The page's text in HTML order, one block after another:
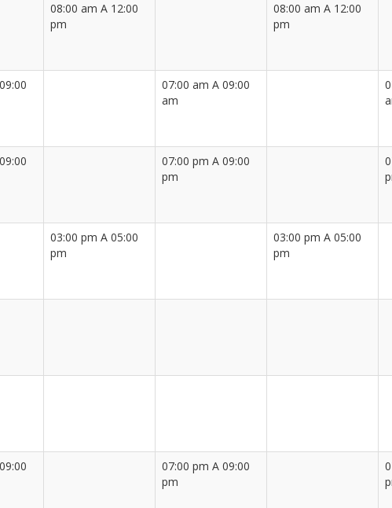
08:00 am A 12:00
pm
08:00 am A 12:00
pm
07:00 am A 09:00
am
07:00 pm A 09:00
pm
03:00 pm A 05:00
pm
03:00 pm A 05:00
pm
07:00 pm A 09:00
pm